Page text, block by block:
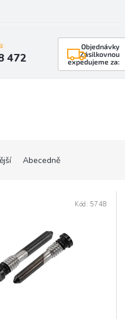
472
Objednávky
Zásilkovnou
expedujeme za:
Abecedně
Kód: 5748